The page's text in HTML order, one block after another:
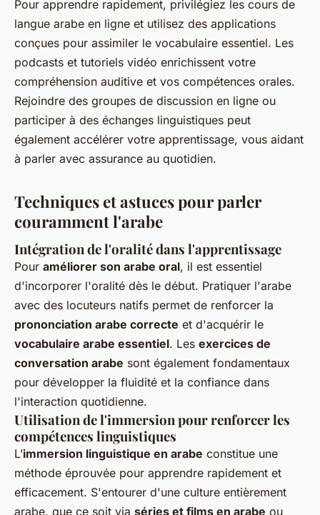
Pour apprendre rapidement, privilégiez les cours de
langue arabe en ligne et utilisez des applications
conçues pour assimiler le vocabulaire essentiel. Les
podcasts et tutoriels vidéo enrichissent votre
compréhension auditive et vos compétences orales.
Rejoindre des groupes de discussion en ligne ou
participer à des échanges linguistiques peut
également accélérer votre apprentissage, vous aidant
à parler avec assurance au quotidien.
Techniques et astuces pour parler
couramment l'arabe
Intégration de l'oralité dans l'apprentissage
Pour améliorer son arabe oral, il est essentiel
d'incorporer l'oralité dès le début. Pratiquer l'arabe
avec des locuteurs natifs permet de renforcer la
prononciation arabe correcte et d'acquérir le
vocabulaire arabe essentiel. Les exercices de
conversation arabe sont également fondamentaux
pour développer la fluidité et la confiance dans
l'interaction quotidienne.
Utilisation de l'immersion pour renforcer les
compétences linguistiques
L’immersion linguistique en arabe constitue une
méthode éprouvée pour apprendre rapidement et
efficacement. S'entourer d'une culture entièrement
arabe, que ce soit via séries et films en arabe ou